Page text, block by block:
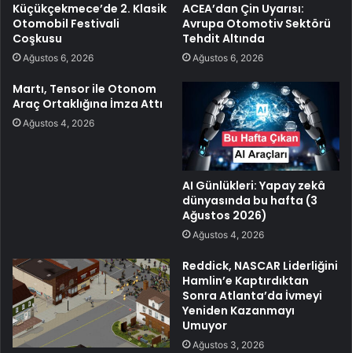
Küçükçekmece’de 2. Klasik
Otomobil Festivali
Coşkusu
Ağustos 6, 2026
ACEA’dan Çin Uyarısı:
Avrupa Otomotiv Sektörü
Tehdit Altında
Ağustos 6, 2026
Martı, Tensor ile Otonom
Araç Ortaklığına İmza Attı
Ağustos 4, 2026
AI Günlükleri: Yapay zekâ
dünyasında bu hafta (3
Ağustos 2026)
Ağustos 4, 2026
Reddick, NASCAR Liderliğini
Hamlin’e Kaptırdıktan
Sonra Atlanta’da İvmeyi
Yeniden Kazanmayı
Umuyor
Ağustos 3, 2026